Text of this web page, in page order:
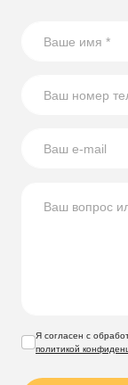
Я согласен с
политикой